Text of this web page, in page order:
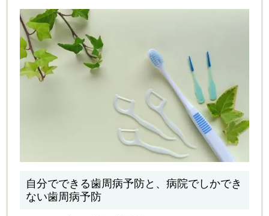
自分でできる歯周病予防と、病院でしかでき
ない歯周病予防